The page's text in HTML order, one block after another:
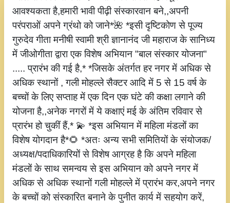
आवश्यकता है,हमारी भावी पीढ़ी संस्कारवान बने,,अपनी
परंपराओं अपने ग्रंथो को जाने*🌺 *इसी दृष्टिकोण से पूज्य
गुरुदेव गीता मनीषी स्वामी श्री ज्ञानानंद जी महाराज के सानिध्य
में जीओगीता द्वारा एक विशेष अभियान "बाल संस्कार योजना"
..... प्रारंभ की गई है,* *जिसके अंतर्गत हर नगर में अधिक से
अधिक स्थानों , गली मोहल्ले सैक्टर आदि में 5 से 15 वर्ष के
बच्चों के लिए सप्ताह में एक दिन एक घंटे की कक्षा लगाने की
योजना है,,अनेक नगरों में ये कक्षाएं मई के अंतिम रविवार से
प्रारंभ हो चुकीं हैं,* 💫 *इस अभियान में महिला मंडलों का
विशेष योगदान है*🌻 *अतः अन्य सभी समितियों के संयोजक/
अध्यक्ष/पदाधिकारियों से विशेष आग्रह है कि अपने महिला
मंडलों के साथ समन्वय से इस अभियान को अपने नगर में
अधिक से अधिक स्थानों गली मोहल्ले में प्रारंभ कर,अपने नगर
के बच्चों को संस्कारित बनाने के पुनीत कार्य में सहयोग करें,